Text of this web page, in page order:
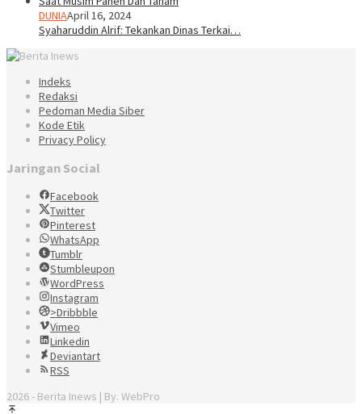
DUNIAApril 16, 2024
Syaharuddin Alrif: Tekankan Dinas Terkai…
Indeks
Redaksi
Pedoman Media Siber
Kode Etik
Privacy Policy
Jaringan Social
Facebook
Twitter
Pinterest
WhatsApp
Tumblr
Stumbleupon
WordPress
Instagram
>Dribbble
Vimeo
Linkedin
Deviantart
RSS
2026 - Berita Inews | By. WebPro